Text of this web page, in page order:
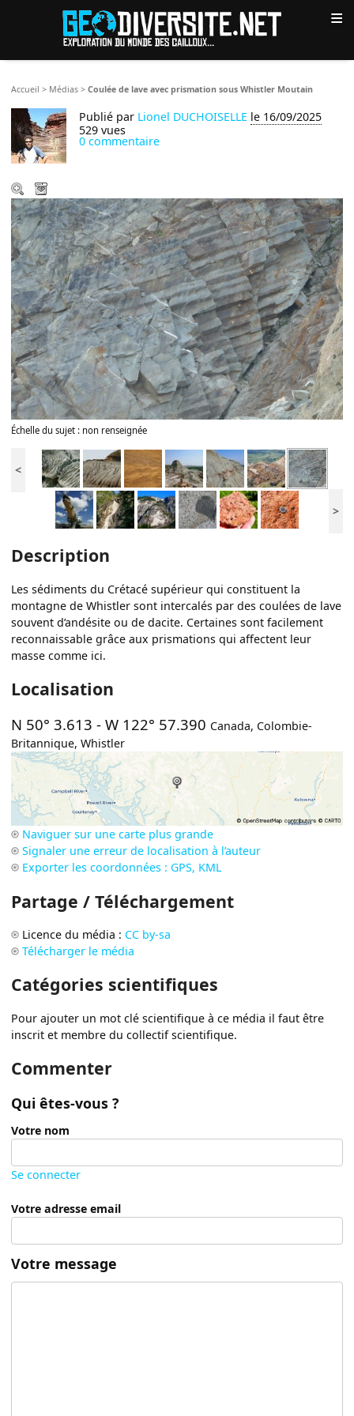
≡
Accueil > Médias >Coulée de lave avec prismation sous Whistler Moutain
Publié par Lionel DUCHOISELLE le 16/09/2025
529 vues
0 commentaire
Échelle du sujet : non renseignée
<
>
Description
Les sédiments du Crétacé supérieur qui constituent la
montagne de Whistler sont intercalés par des coulées de lave
souvent d’andésite ou de dacite. Certaines sont facilement
reconnaissable grâce aux prismations qui affectent leur
masse comme ici.
Localisation
N 50° 3.613 -W 122° 57.390 Canada, Colombie-
Britannique,Whistler
Naviguer sur une carte plus grande
Signaler une erreur de localisation à l’auteur
Exporter les coordonnées : GPS, KML
Partage / Téléchargement
Licence du média : CC by-sa
Télécharger le média
Catégories scientifiques
Pour ajouter un mot clé scientifique à ce média il faut être
inscrit et membre du collectif scientifique.
Commenter
Qui êtes-vous ?
Votre nom
Se connecter
Votre adresse email
Votre message